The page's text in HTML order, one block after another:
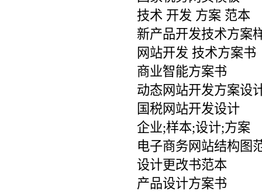
技术 开发 方案 范本
新产品开发技术方案
网站开发 技术方案书
商业智能方案书
动态网站开发方案设
国税网站开发设计
企业;样本;设计;方案
电子商务网站结构图
设计更改书范本
产品设计方案书